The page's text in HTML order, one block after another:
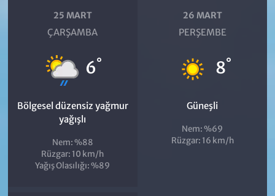
25 MART
ÇARŞAMBA
6°
Bölgesel düzensiz yağmur
yağışlı
Nem: %88
Rüzgar: 10 km/h
Yağış Olasılığı: %89
26 MART
PERŞEMBE
8°
Güneşli
Nem: %69
Rüzgar: 16 km/h